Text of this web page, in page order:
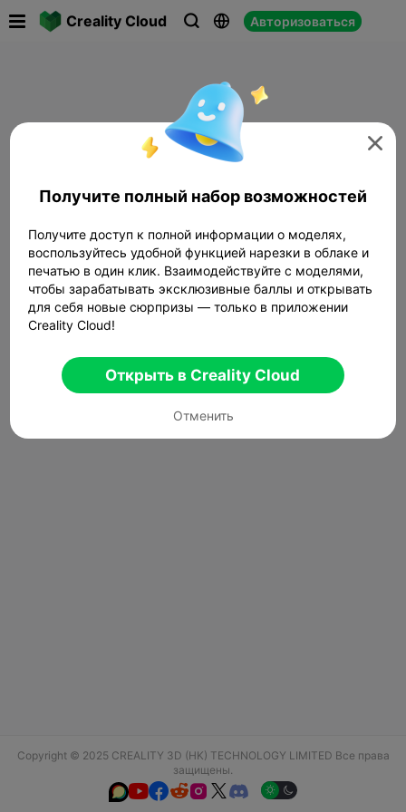
Creality Cloud   Авторизоваться
Copyright © 2025 CREALITY 3D (HK) TECHNOLOGY LIMITED Все права
защищены.
  

Получите полный набор возможностей
Получите доступ к полной информации о моделях,
воспользуйтесь удобной функцией нарезки в облаке и
печатью в один клик. Взаимодействуйте с моделями,
чтобы зарабатывать эксклюзивные баллы и открывать
для себя новые сюрпризы — только в приложении
Creality Cloud!
Открыть в Creality Cloud
Отменить